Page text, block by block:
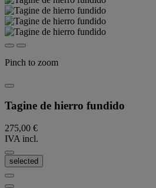
Pinch to zoom
Tagine de hierro fundido
275,00 €
IVA incl.
selected